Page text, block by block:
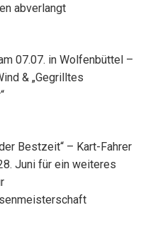
abverlangt
07.07. in Wolfenbüttel –
& „Gegrilltes
Bestzeit“ – Kart-Fahrer
Juni für ein weiteres